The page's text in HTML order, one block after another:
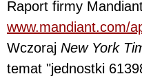
Raport firmy
www.mandiant.com/
Wczoraj New York
temat "jednostki